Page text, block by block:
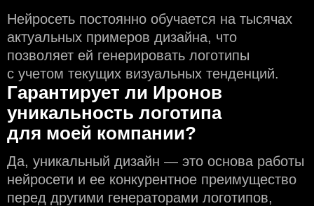
Нейросеть постоянно обучается на тысячах
актуальных примеров дизайна, что
позволяет ей генерировать логотипы
с учeтом текущих визуальных тенденций.
Гарантирует ли Иронов
уникальность логотипа
для моей компании?
Да, уникальный дизайн — это основа работы
нейросети и еe конкурентное преимущество
перед другими генераторами логотипов,